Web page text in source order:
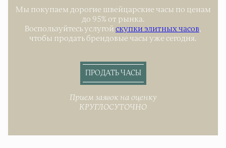
Мы покупаем дорогие швейцарские часы по ценам
до 95% от рынка.
Воспользуйтесь услугой скупки элитных часов,
чтобы продать брендовые часы уже сегодня.
ПРОДАТЬ ЧАСЫ
Прием заявок на оценку
КРУГЛОСУТОЧНО